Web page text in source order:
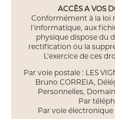
ACCÈS A VOS
Conformément à la loi
l’informatique, aux
physique dispose du
rectification ou la
L’exercice de ces
Par voie postale : LES
Bruno CORREIA,
Personnelles,
Par
Par voie électronique